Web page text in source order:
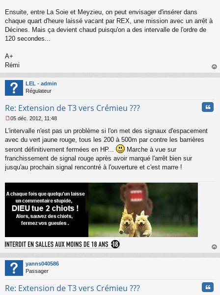
Ensuite, entre La Soie et Meyzieu, on peut envisager d'insérer dans
chaque quart d'heure laissé vacant par REX, une mission avec un arrêt à
Décines. Mais ça devient chaud puisqu'on a des intervalle de l'ordre de
120 secondes...
A+
Rémi
au
LEL - admin
Régulateur
Re: Extension de T3 vers Crémieu ???
e
s
a
g
e
o
n
l
u
05 déc. 2012, 11:48
L'intervalle n'est pas un problème si l'on met des signaux d'espacement
avec du vert jaune rouge, tous les 200 à 500m par contre les barrières
seront définitivement fermées en HP...
Marche à vue sur
franchissement de signal rouge après avoir marqué l'arrêt bien sur
jusqu'au prochain signal rencontré à l'ouverture et c'est marre !
au
yanns040586
Passager
Re: Extension de T3 vers Crémieu ???